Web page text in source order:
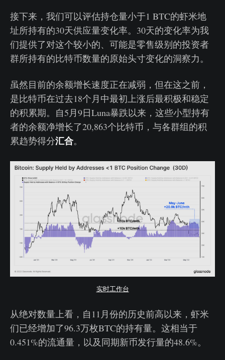
接下来，我们可以评估持仓量小于1 BTC的虾米地
址所持有的30天供应量变化率。30天的变化率为我
们提供了对这个较小的、可能是零售级别的投资者
群所持有的比特币数量的原始头寸变化的洞察力。
虽然目前的余额增长速度正在减弱，但在这之前，
是比特币在过去18个月中最初上涨后最积极和稳定
的积累期。自5月9日Luna暴跌以来，这些小型持有
者的余额净增长了20,863个比特币，与各群组的积
累趋势得分汇合。
实时工作台
从绝对数量上看，自11月份的历史前高以来，虾米
们已经增加了96.3万枚BTC的持有量。这相当于
0.451%的流通量，以及同期新币发行量的48.6%。